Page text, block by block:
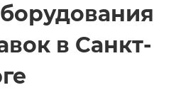
в Санкт-